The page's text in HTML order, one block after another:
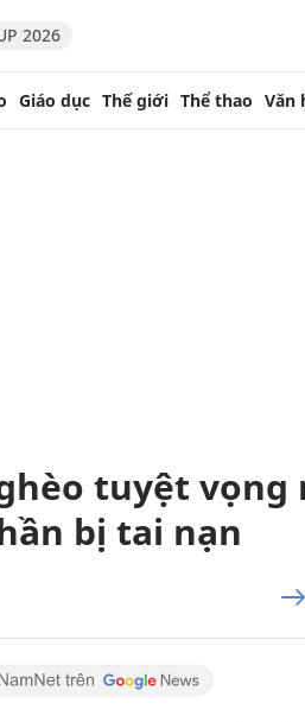
2026
Giáo dục Thế giới Thể thao Văn
tuyệt vọng
bị tai nạn